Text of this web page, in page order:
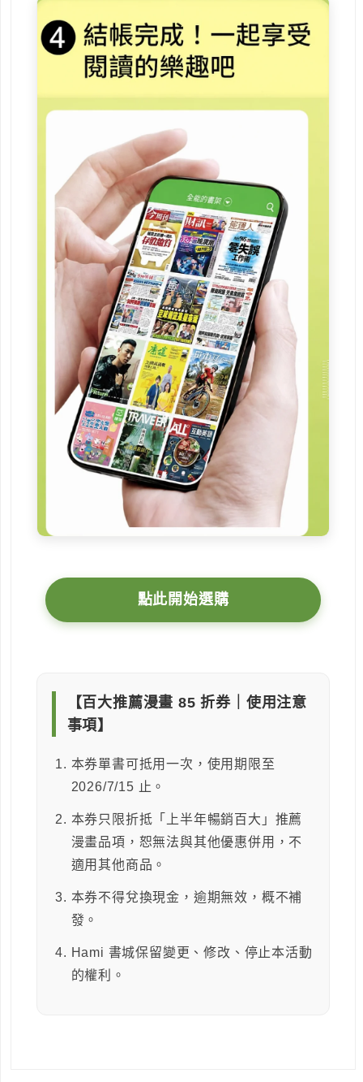
點此開始選購
【百大推薦漫畫 85 折券｜使用注意
事項】
本券單書可抵用一次，使用期限至
2026/7/15 止。
本券只限折抵「上半年暢銷百大」推薦
漫畫品項，恕無法與其他優惠併用，不
適用其他商品。
本券不得兌換現金，逾期無效，概不補
發。
Hami 書城保留變更、修改、停止本活動
的權利。